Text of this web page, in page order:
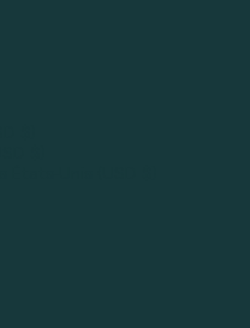
$)
$)
Unis (USD $)